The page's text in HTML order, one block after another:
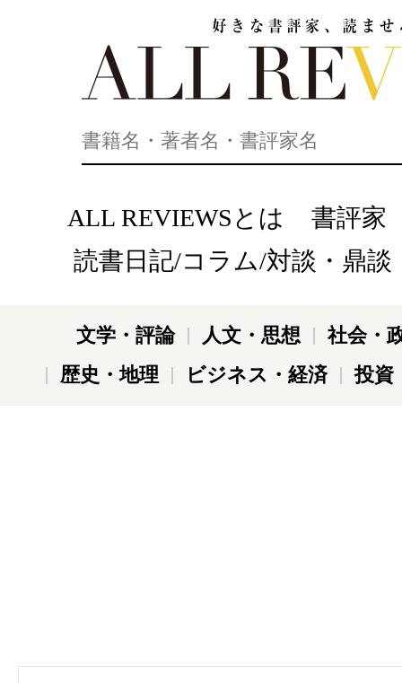
ALL REVIEWSとは
書評家
読書日記/コラム/対談・鼎談
文学・評論 人文・思想
社会・
歴史・地理
ビジネス・経済 投資